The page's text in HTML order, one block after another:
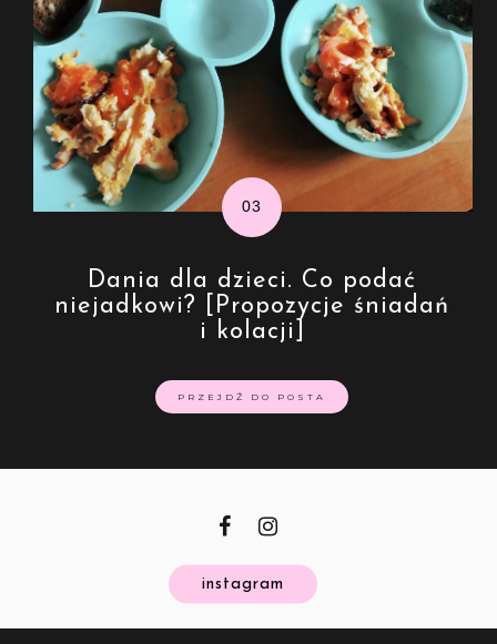
Dania dla dzieci. Co podać
niejadkowi? [Propozycje śniadań
i kolacji]
PRZEJDŹ DO POSTA
instagram